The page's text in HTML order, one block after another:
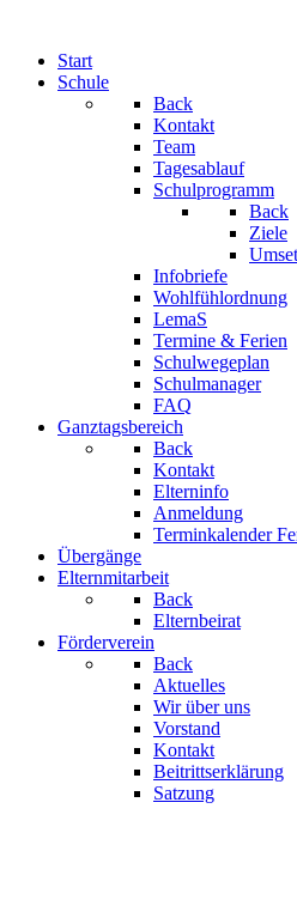
Start
Schule
Back
Kontakt
Team
Tagesablauf
Schulprogramm
Back
Ziele
Infobriefe
Wohlfühlordnung
LemaS
Termine & Ferien
Schulwegeplan
Schulmanager
FAQ
Ganztagsbereich
Back
Kontakt
Elterninfo
Anmeldung
Terminkalender
Übergänge
Elternmitarbeit
Back
Elternbeirat
Förderverein
Back
Aktuelles
Wir über uns
Vorstand
Kontakt
Beitrittserklärung
Satzung